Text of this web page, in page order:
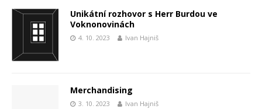
Unikátní rozhovor s Herr Burdou ve
Voknonovinách
4. 10. 2023 Ivan Hajniš
Merchandising
3. 10. 2023 Ivan Hajniš